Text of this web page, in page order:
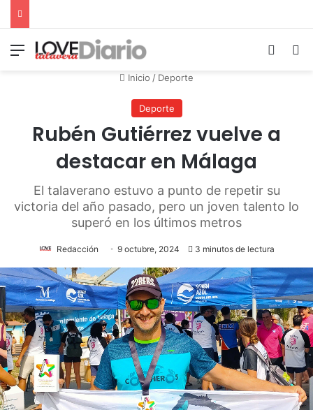
Menú
Inicio / Deporte
Deporte
Rubén Gutiérrez vuelve a
destacar en Málaga
El talaverano estuvo a punto de repetir su
victoria del año pasado, pero un joven talento lo
superó en los últimos metros
Redacción 9 octubre, 2024 3 minutos de lectura